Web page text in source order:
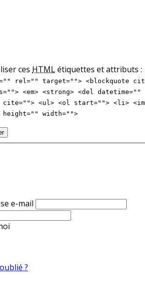
ces HTMLétiquettes et attributs :
rel="" target=""> <blockquote
<em> <strong> <del
cite=""> <ul> <ol start=""> <li>
width="">
e-mail
?